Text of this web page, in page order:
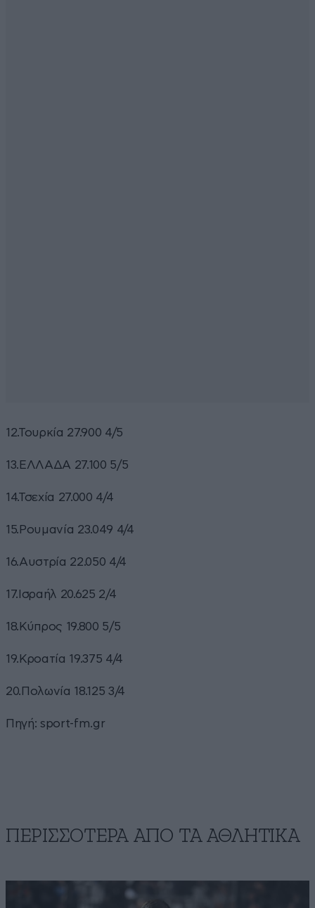
12.Τουρκία 27.900 4/5
13.ΕΛΛΑΔΑ 27.100 5/5
14.Τσεχία 27.000 4/4
15.Ρουμανία 23.049 4/4
16.Αυστρία 22.050 4/4
17.Ισραήλ 20.625 2/4
18.Κύπρος 19.800 5/5
19.Κροατία 19.375 4/4
20.Πολωνία 18.125 3/4
Πηγή: sport-fm.gr
ΠΕΡΙΣΣΟΤΕΡΑ ΑΠΟ ΤA ΑΘΛΗΤΙΚΑ